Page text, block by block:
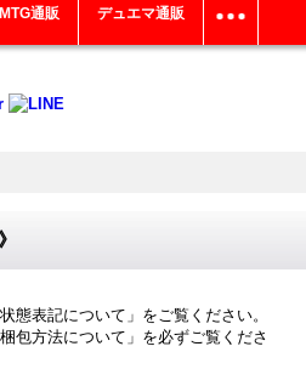
MTG通販 デュエマ通販
態表記について」をご覧ください。
包方法について」を必ずご覧くださ